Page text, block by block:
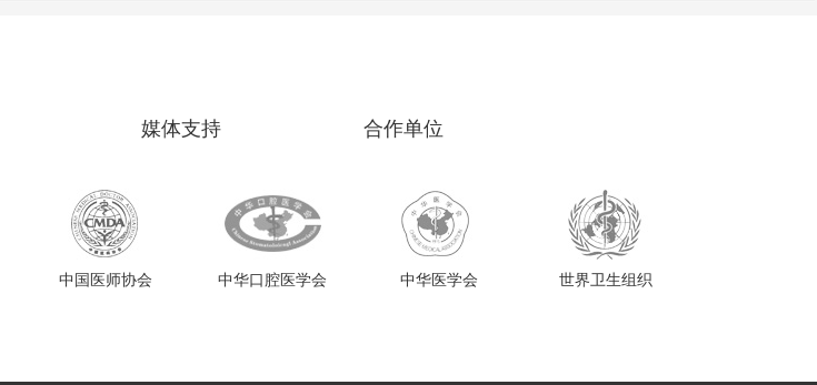
媒体支持 合作单位
中国医师协会 中华口腔医学会 中华医学会 世界卫生组织